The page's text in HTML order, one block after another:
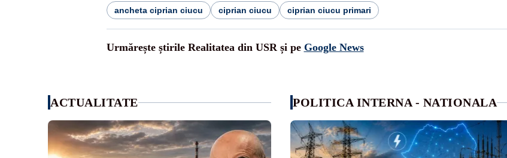
ancheta ciprian ciucu ciprian ciucu ciprian ciucu primari
Urmărește știrile Realitatea din USR și pe Google News
ACTUALITATE POLITICA INTERNA - NATIONALA